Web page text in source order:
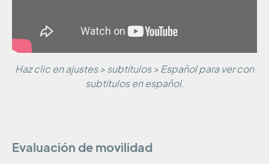
Haz clic en ajustes > subtítulos > Español para ver con
subtítulos en español.
Evaluación de movilidad